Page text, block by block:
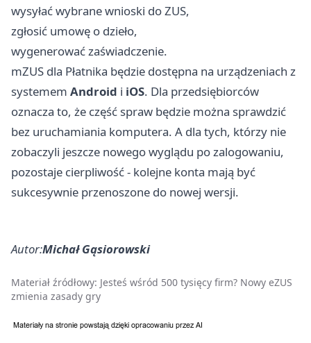
wysyłać wybrane wnioski do ZUS,
zgłosić umowę o dzieło,
wygenerować zaświadczenie.
mZUS dla Płatnika będzie dostępna na urządzeniach z
systemem Android i iOS. Dla przedsiębiorców
oznacza to, że część spraw będzie można sprawdzić
bez uruchamiania komputera. A dla tych, którzy nie
zobaczyli jeszcze nowego wyglądu po zalogowaniu,
pozostaje cierpliwość - kolejne konta mają być
sukcesywnie przenoszone do nowej wersji.
Autor:Michał Gąsiorowski
Materiał źródłowy: Jesteś wśród 500 tysięcy firm? Nowy eZUS
zmienia zasady gry